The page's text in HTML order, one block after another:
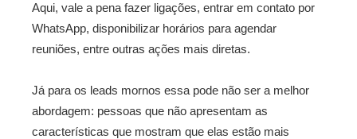
Aqui, vale a pena fazer ligações, entrar em contato por
WhatsApp, disponibilizar horários para agendar
reuniões, entre outras ações mais diretas.
Já para os leads mornos essa pode não ser a melhor
abordagem: pessoas que não apresentam as
características que mostram que elas estão mais